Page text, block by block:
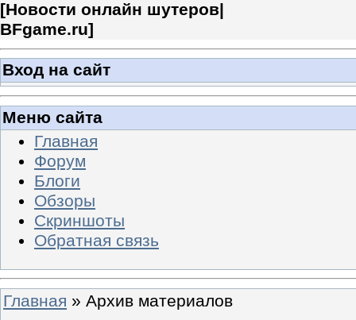
[Новости онлайн шутеров|
BFgame.ru]
Вход на сайт
Меню сайта
Главная
Форум
Блоги
Обзоры
Скриншоты
Обратная связь
Главная » Архив материалов